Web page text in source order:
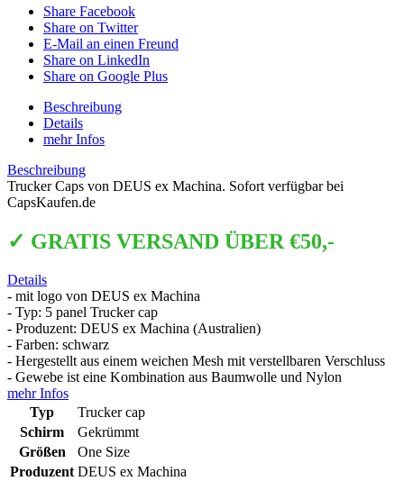
Share Facebook
Share on Twitter
E-Mail an einen Freund
Share on LinkedIn
Share on Google Plus
Beschreibung
Details
mehr Infos
Beschreibung
Trucker Caps von DEUS ex Machina. Sofort verfügbar bei
CapsKaufen.de
✓ GRATIS VERSAND ÜBER €50,-
Details
- mit logo von DEUS ex Machina
- Typ: 5 panel Trucker cap
- Produzent: DEUS ex Machina (Australien)
- Farben: schwarz
- Hergestellt aus einem weichen Mesh mit verstellbaren Verschluss
- Gewebe ist eine Kombination aus Baumwolle und Nylon
mehr Infos
Typ
Trucker cap
Schirm
Gekrümmt
Größen
One Size
Produzent DEUS ex Machina